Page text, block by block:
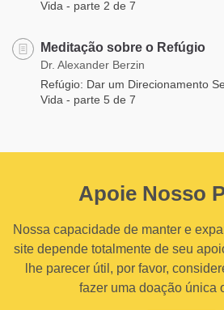
Vida - parte 2 de 7
Meditação sobre o Refúgio
Dr. Alexander Berzin
Refúgio: Dar um Direcionamento
Vida - parte 5 de 7
Apoie Nosso
Nossa capacidade de manter e
site depende totalmente de seu
lhe parecer útil, por favor,
fazer uma doação única